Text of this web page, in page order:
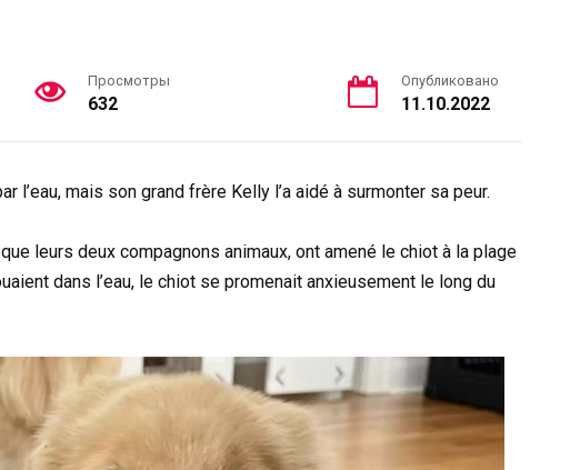
Просмотры
632
Опубликовано
11.10.2022
l’eau, mais son grand frère Kelly l’a aidé à surmonter sa peur.
leurs deux compagnons animaux, ont amené le chiot à la plage
dans l’eau, le chiot se promenait anxieusement le long du